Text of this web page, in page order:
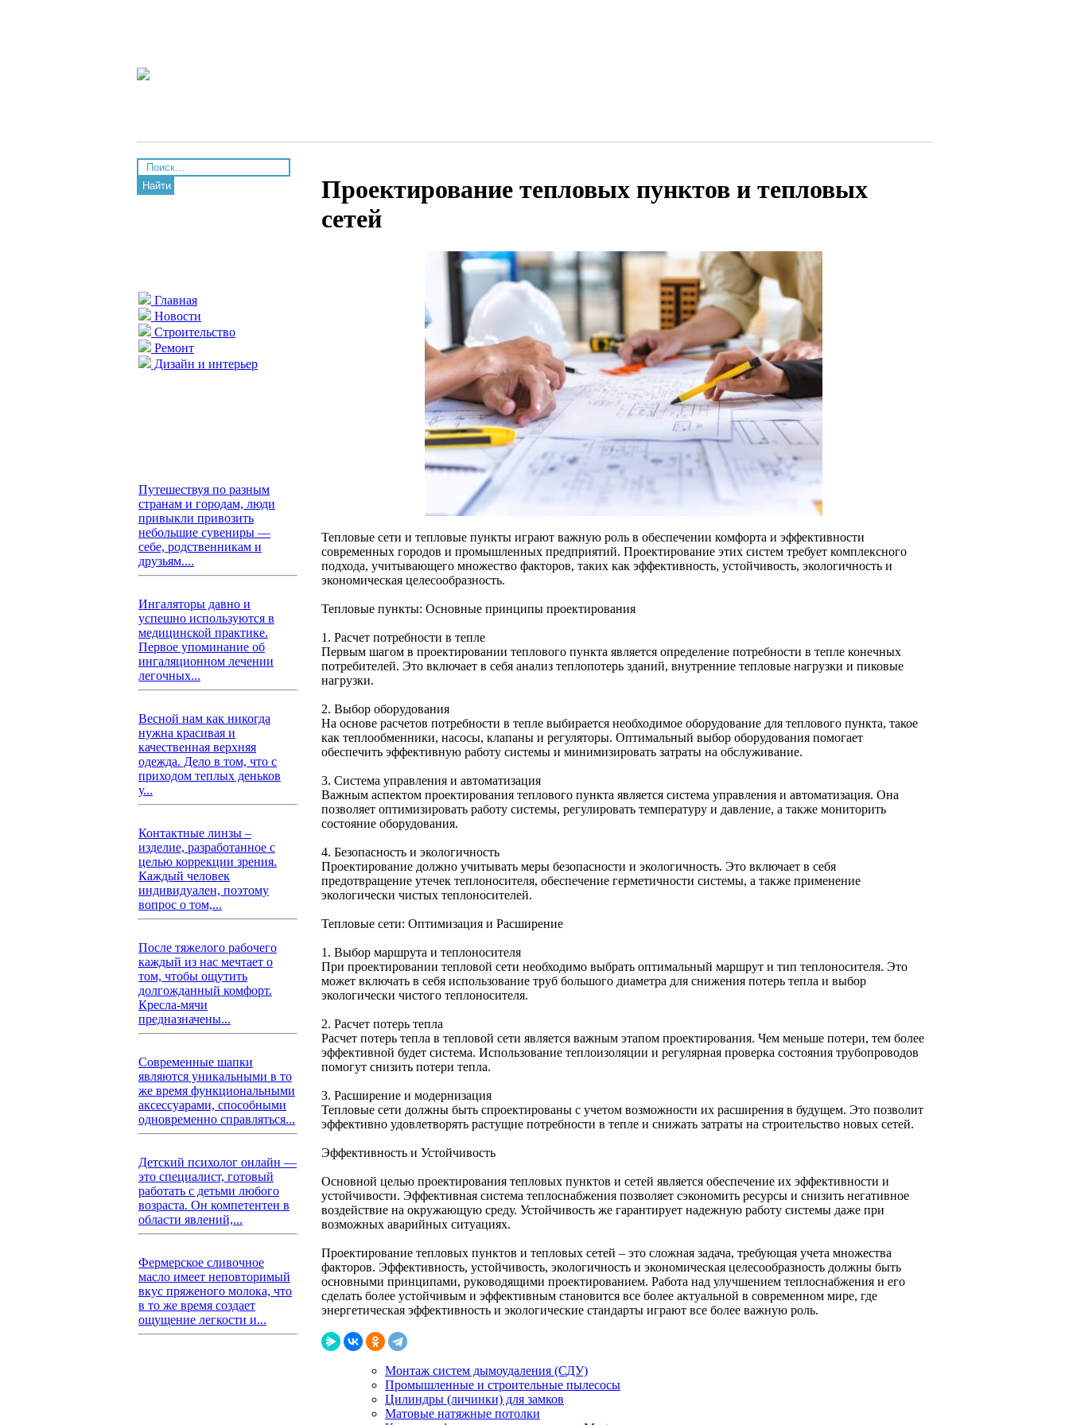
Найти
Главная
Новости
Строительство
Ремонт
Дизайн и интерьер
Путешествуя по разным
странам и городам, люди
привыкли привозить
небольшие сувениры —
себе, родственникам и
друзьям....
Ингаляторы давно и
успешно используются в
медицинской практике.
Первое упоминание об
ингаляционном лечении
легочных...
Весной нам как никогда
нужна красивая и
качественная верхняя
одежда. Дело в том, что с
приходом теплых деньков
у...
Контактные линзы –
изделие, разработанное с
целью коррекции зрения.
Каждый человек
индивидуален, поэтому
вопрос о том,...
После тяжелого рабочего
каждый из нас мечтает о
том, чтобы ощутить
долгожданный комфорт.
Кресла-мячи
предназначены...
Современные шапки
являются уникальными в то
же время функциональными
аксессуарами, способными
одновременно справляться...
Детский психолог онлайн —
это специалист, готовый
работать с детьми любого
возраста. Он компетентен в
области явлений,...
Фермерское сливочное
масло имеет неповторимый
вкус пряженого молока, что
в то же время создает
ощущение легкости и...
Проектирование тепловых пунктов и тепловых
сетей
Тепловые сети и тепловые пункты играют важную роль в обеспечении комфорта и эффективности
современных городов и промышленных предприятий. Проектирование этих систем требует комплексного
подхода, учитывающего множество факторов, таких как эффективность, устойчивость, экологичность и
экономическая целесообразность.
Тепловые пункты: Основные принципы проектирования
1. Расчет потребности в тепле
Первым шагом в проектировании теплового пункта является определение потребности в тепле конечных
потребителей. Это включает в себя анализ теплопотерь зданий, внутренние тепловые нагрузки и пиковые
нагрузки.
2. Выбор оборудования
На основе расчетов потребности в тепле выбирается необходимое оборудование для теплового пункта, такое
как теплообменники, насосы, клапаны и регуляторы. Оптимальный выбор оборудования помогает
обеспечить эффективную работу системы и минимизировать затраты на обслуживание.
3. Система управления и автоматизация
Важным аспектом проектирования теплового пункта является система управления и автоматизация. Она
позволяет оптимизировать работу системы, регулировать температуру и давление, а также мониторить
состояние оборудования.
4. Безопасность и экологичность
Проектирование должно учитывать меры безопасности и экологичность. Это включает в себя
предотвращение утечек теплоносителя, обеспечение герметичности системы, а также применение
экологически чистых теплоносителей.
Тепловые сети: Оптимизация и Расширение
1. Выбор маршрута и теплоносителя
При проектировании тепловой сети необходимо выбрать оптимальный маршрут и тип теплоносителя. Это
может включать в себя использование труб большого диаметра для снижения потерь тепла и выбор
экологически чистого теплоносителя.
2. Расчет потерь тепла
Расчет потерь тепла в тепловой сети является важным этапом проектирования. Чем меньше потери, тем более
эффективной будет система. Использование теплоизоляции и регулярная проверка состояния трубопроводов
помогут снизить потери тепла.
3. Расширение и модернизация
Тепловые сети должны быть спроектированы с учетом возможности их расширения в будущем. Это позволит
эффективно удовлетворять растущие потребности в тепле и снижать затраты на строительство новых сетей.
Эффективность и Устойчивость
Основной целью проектирования тепловых пунктов и сетей является обеспечение их эффективности и
устойчивости. Эффективная система теплоснабжения позволяет сэкономить ресурсы и снизить негативное
воздействие на окружающую среду. Устойчивость же гарантирует надежную работу системы даже при
возможных аварийных ситуациях.
Проектирование тепловых пунктов и тепловых сетей – это сложная задача, требующая учета множества
факторов. Эффективность, устойчивость, экологичность и экономическая целесообразность должны быть
основными принципами, руководящими проектированием. Работа над улучшением теплоснабжения и его
сделать более устойчивым и эффективным становится все более актуальной в современном мире, где
энергетическая эффективность и экологические стандарты играют все более важную роль.
Монтаж систем дымоудаления (СДУ)
Промышленные и строительные пылесосы
Цилиндры (личинки) для замков
Матовые натяжные потолки